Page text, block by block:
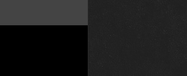
25 апреля 2017